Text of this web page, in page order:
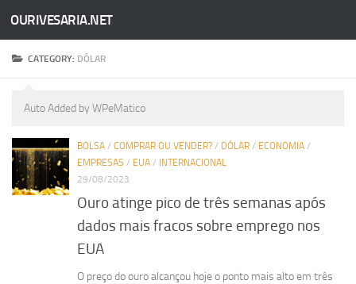
Skip to content
OURIVESARIA.NET
CATEGORY: DÓLAR
Auto Added by WPeMatico
BOLSA / COMPRAR OU VENDER? / DÓLAR / ECONOMIA /
EMPRESAS / EUA /
INTERNACIONAL
29/08/2023
Ouro atinge pico de três semanas após
dados mais fracos sobre emprego nos
EUA
O preço do ouro alcançou hoje o ponto mais alto em três